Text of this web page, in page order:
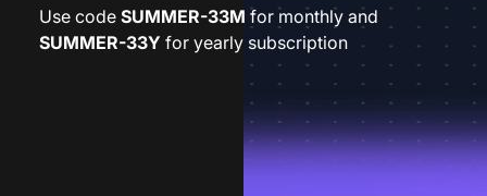
Use code SUMMER-33M for monthly and
SUMMER-33Y for yearly subscription